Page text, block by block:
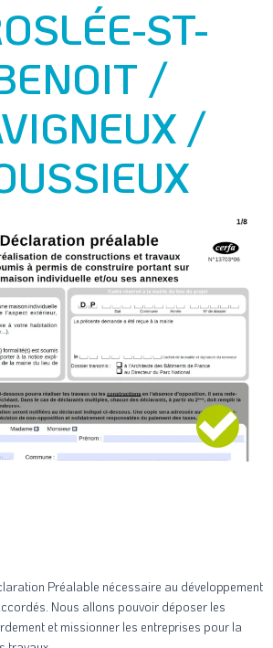
ST-
/
/
Préalable nécessaire au développement
Nous allons pouvoir déposer les
et missionner les entreprises pour la